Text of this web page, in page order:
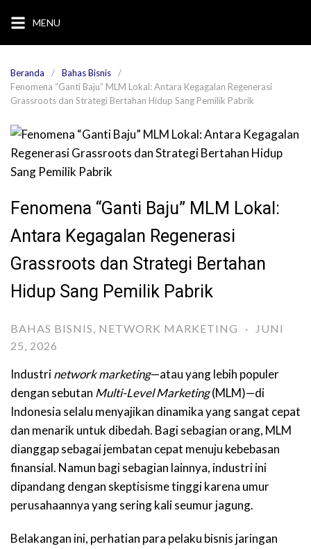
konten
MENU
Beranda
Bahas Bisnis
Fenomena “Ganti Baju” MLM Lokal: Antara Kegagalan Regenerasi
Grassroots dan Strategi Bertahan Hidup Sang Pemilik Pabrik
Fenomena “Ganti Baju” MLM Lokal:
Antara Kegagalan Regenerasi
Grassroots dan Strategi Bertahan
Hidup Sang Pemilik Pabrik
BAHAS BISNIS, NETWORK MARKETING ·
JUNI
25, 2026
Industrinetwork marketing—atau yang lebih populer
dengan sebutan Multi-Level Marketing(MLM)—di
Indonesia selalu menyajikan dinamika yang sangat cepat
dan menarik untuk dibedah. Bagi sebagian orang, MLM
dianggap sebagai jembatan cepat menuju kebebasan
finansial. Namun bagi sebagian lainnya, industri ini
dipandang dengan skeptisisme tinggi karena umur
perusahaannya yang sering kali seumur jagung.
Belakangan ini, perhatian para pelaku bisnis jaringan